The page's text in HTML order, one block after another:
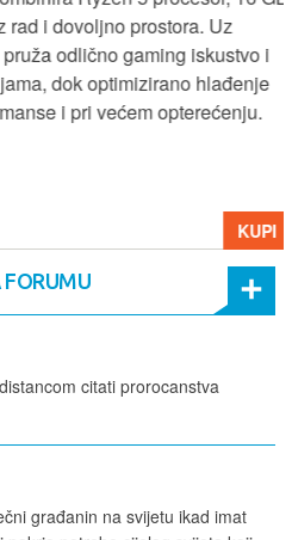
i dovoljno prostora. Uz
odlično gaming iskustvo i
dok optimizirano hlađenje
i pri većem opterećenju.
KUPI
citati prorocanstva
građanin na svijetu ikad imat